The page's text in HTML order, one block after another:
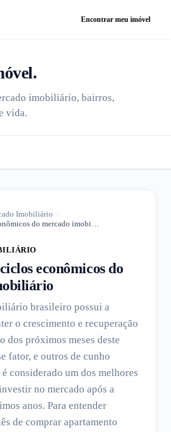
Encontrar meu imóvel
.
imobiliário, bairros,
vida.
Imobiliário /
Entenda os ciclos econômicos do mercado imobiliário
econômicos do
brasileiro possui a
o crescimento e recuperação
dos próximos meses deste
fator, e outros de cunho
considerado um dos melhores
no mercado após a
anos. Para entender
de comprar apartamento